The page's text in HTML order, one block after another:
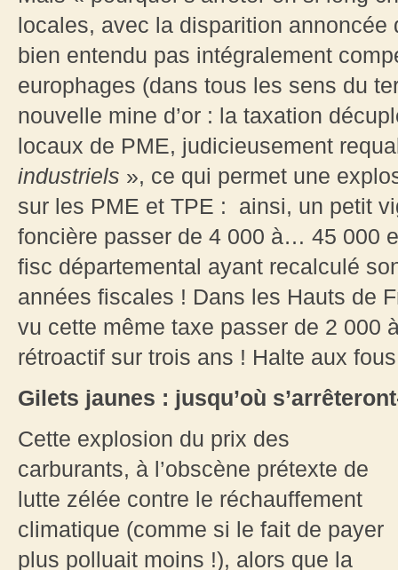
locales, avec la disparition annoncée
bien entendu pas intégralement
europhages (dans tous les sens du
nouvelle mine d’or : la taxation
locaux de PME, judicieusement
industriels », ce qui permet une
sur les PME et TPE : ainsi, un petit
foncière passer de 4 000 à… 45 000
fisc départemental ayant recalculé
années fiscales ! Dans les Hauts de
vu cette même taxe passer de 2 000
rétroactif sur trois ans ! Halte aux
Gilets jaunes : jusqu’où
Cette explosion du prix des
carburants, à l’obscène prétexte de
lutte zélée contre le réchauffement
climatique (comme si le fait de payer
plus polluait moins !), alors que la